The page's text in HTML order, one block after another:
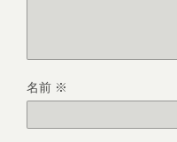
名前 ※